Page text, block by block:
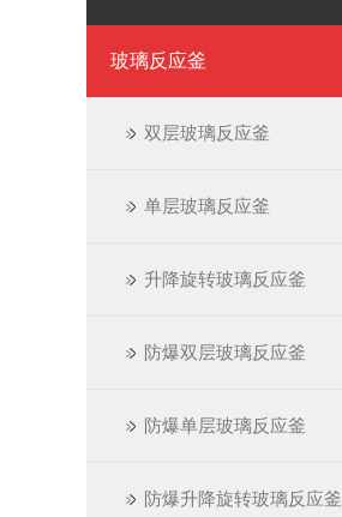
玻璃反应釜
双层玻璃反应釜
单层玻璃反应釜
升降旋转玻璃反应釜
防爆双层玻璃反应釜
防爆单层玻璃反应釜
防爆升降旋转玻璃反应釜